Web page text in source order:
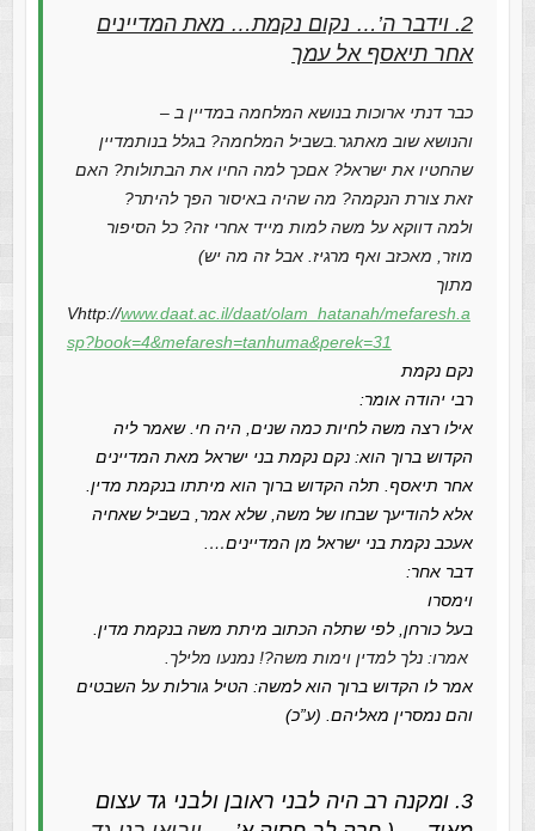
2. וידבר ה’… נקום נקמת… מאת המדיינים
אחר תיאסף אל עמך
כבר דנתי ארוכות בנושא המלחמה במדיין ב –
והנושא שוב מאתגר.בשביל המלחמה? בגלל בנותמדיין
שהחטיו את ישראל? אםכך למה החיו את הבתולות? האם
זאת צורת הנקמה? מה שהיה באיסור הפך להיתר?
ולמה דווקא על משה למות מייד אחרי זה? כל הסיפור
מוזר, מאכזב ואף מרגיז. אבל זה מה יש)
מתוך
Vhttp://www.daat.ac.il/daat/olam_hatanah/mefaresh.a
sp?book=4&mefaresh=tanhuma&perek=31
נקם נקמת
רבי יהודה אומר:
אילו רצה משה לחיות כמה שנים, היה חי. שאמר ליה
הקדוש ברוך הוא: נקם נקמת בני ישראל מאת המדיינים
אחר תיאסף. תלה הקדוש ברוך הוא מיתתו בנקמת מדין.
אלא להודיעך שבחו של משה, שלא אמר, בשביל שאחיה
אעכב נקמת בני ישראל מן המדיינים….
דבר אחר:
וימסרו
בעל כורחן, לפי שתלה הכתוב מיתת משה בנקמת מדין.
אמרו: נלך למדין וימות משה?! נמנעו מלילך.
אמר לו הקדוש ברוך הוא למשה: הטיל גורלות על השבטים
והם נמסרין מאליהם. (ע”כ)
3. ומקנה רב היה לבני ראובן ולבני גד עצום